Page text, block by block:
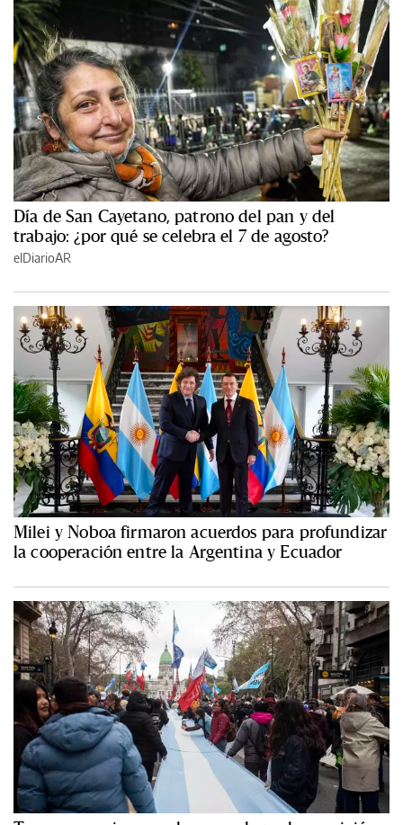
Día de San Cayetano, patrono del pan y del
trabajo: ¿por qué se celebra el 7 de agosto?
elDiarioAR
Milei y Noboa firmaron acuerdos para profundizar
la cooperación entre la Argentina y Ecuador